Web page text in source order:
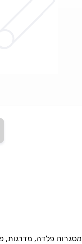
מסגרות פלדה,